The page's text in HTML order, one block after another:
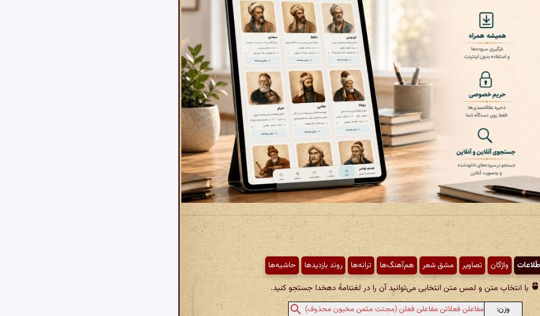
واژگان تصاویر مشق شعر هم‌آهنگ‌ها ترانه‌ها روند بازدیدها حاشیه‌ها
با انتخاب متن و لمس متن انتخابی می‌توانید آن را در لغتنامهٔ دهخدا جستجو کنید.
وزن:
مفاعلن فعلاتن مفاعلن فعلن (مجتث مثمن مخبون محذوف)